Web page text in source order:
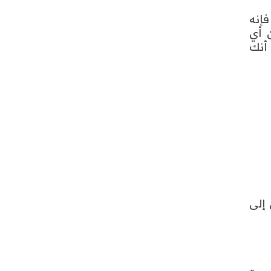
أي
أنك